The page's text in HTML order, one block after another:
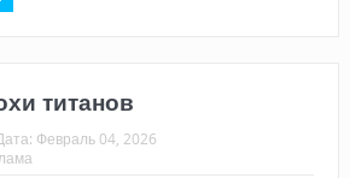
титанов
Февраль 04, 2026